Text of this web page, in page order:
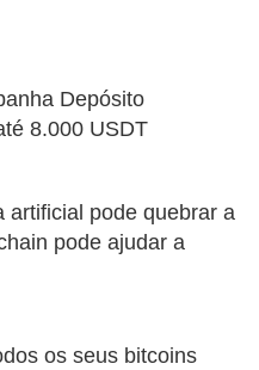
Depósito
8.000 USDT
artificial pode quebrar a
pode ajudar a
os seus bitcoins